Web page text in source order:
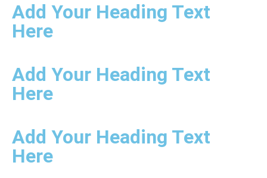
Add Your Heading Text
Here
Add Your Heading Text
Here
Add Your Heading Text
Here